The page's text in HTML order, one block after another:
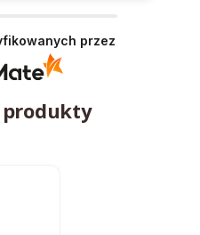
przez
produkty